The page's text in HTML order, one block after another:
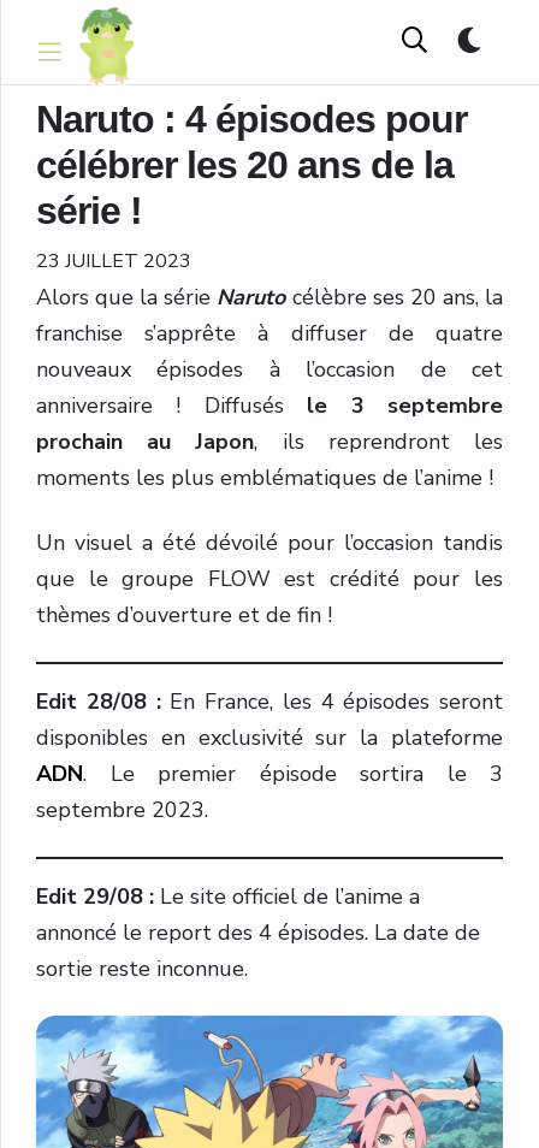
Naruto : 4 épisodes pour
célébrer les 20 ans de la
série !
23 JUILLET 2023
Alors que la série Naruto célèbre ses 20 ans, la
franchise s’apprête à diffuser de quatre
nouveaux épisodes à l’occasion de cet
anniversaire ! Diffusés le 3 septembre
prochain au Japon, ils reprendront les
moments les plus emblématiques de l’anime !
Un visuel a été dévoilé pour l’occasion tandis
que le groupe FLOW est crédité pour les
thèmes d’ouverture et de fin !
Edit 28/08 :En France, les 4 épisodes seront
disponibles en exclusivité sur la plateforme
ADN. Le premier épisode sortira le 3
septembre 2023.
Edit 29/08 : Le site officiel de l’anime a
annoncé le report des 4 épisodes. La date de
sortie reste inconnue.